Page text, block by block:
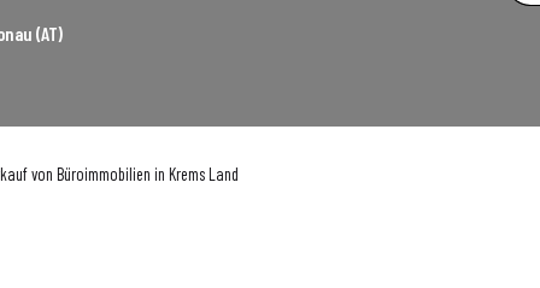
(AT)
von Büroimmobilien in Krems Land